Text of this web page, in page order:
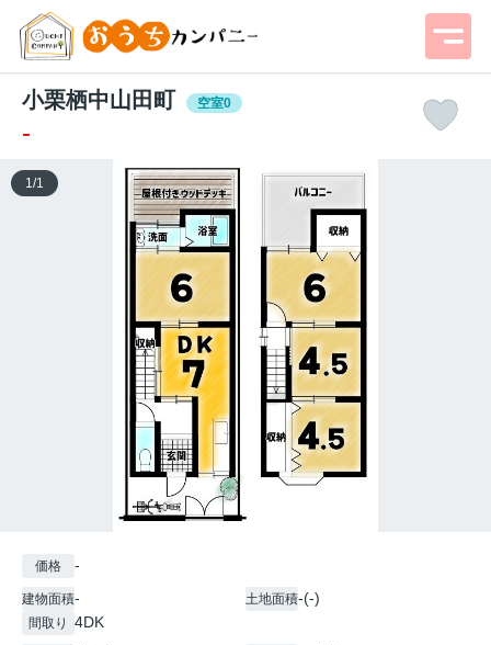
小栗栖中山田町 空室0
-
1 /1
価格 -
建物面積- 土地面積-(-)
間取り 4DK